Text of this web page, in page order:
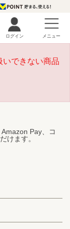
ログイン メニュー
できない商品
Pay、コ
けます。